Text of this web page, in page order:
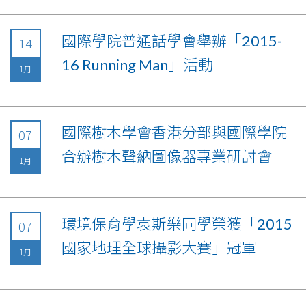
14
1月
國際學院普通話學會舉辦「2015-
16 Running Man」活動
07
1月
國際樹木學會香港分部與國際學院
合辦樹木聲納圖像器專業研討會
07
1月
環境保育學袁斯樂同學榮獲「2015
國家地理全球攝影大賽」冠軍